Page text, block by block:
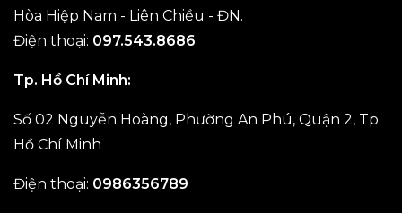
Hòa Hiệp Nam - Liên Chiều - ĐN.
Điện thoại: 097.543.8686
Tp. Hồ Chí Minh:
Số 02 Nguyễn Hoàng, Phường An Phú, Quận 2, Tp
Hồ Chí Minh
Điện thoại: 0986356789